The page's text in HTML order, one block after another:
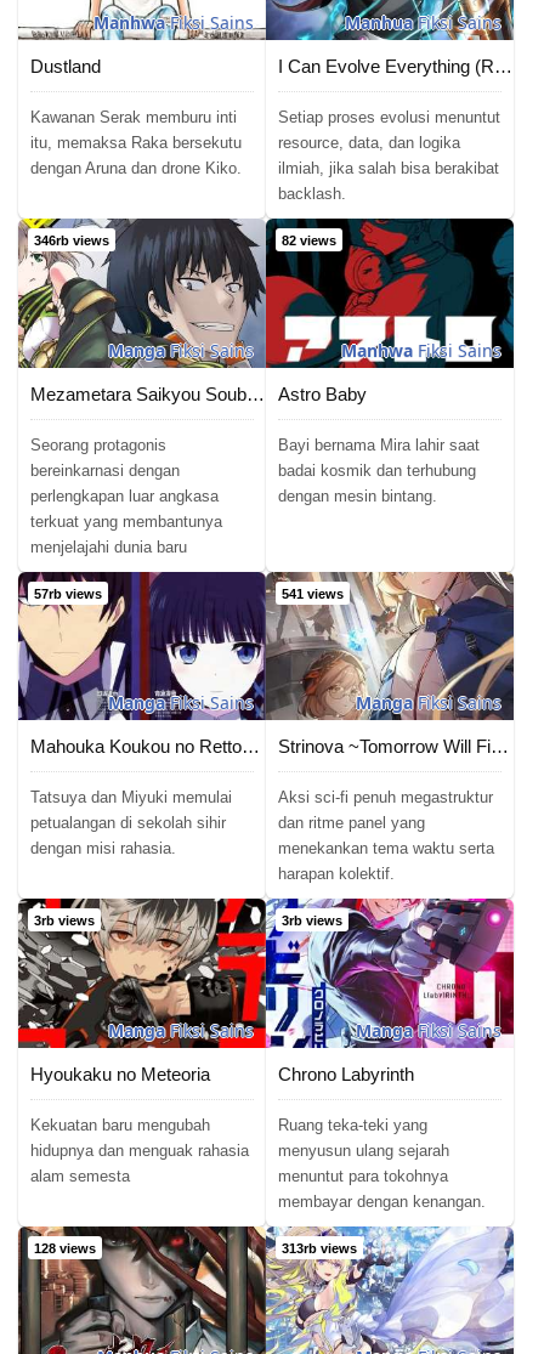
ManhwaFiksi Sains
Dustland
Kawanan Serak memburu inti
itu, memaksa Raka bersekutu
dengan Aruna dan drone Kiko.
ManhuaFiksi Sains
I Can Evolve Everything (Remake)
Setiap proses evolusi menuntut
resource, data, dan logika
ilmiah, jika salah bisa berakibat
backlash.
346rb views
MangaFiksi Sains
Mezametara Saikyou Soubi to Uchuusen Mochi datta no de, Ikkodate Mezashite Youhei to shite Jiyuu ni Ikitai
Seorang protagonis
bereinkarnasi dengan
perlengkapan luar angkasa
terkuat yang membantunya
menjelajahi dunia baru
82 views
Manhwa Fiksi Sains
Astro Baby
Bayi bernama Mira lahir saat
badai kosmik dan terhubung
dengan mesin bintang.
57rb views
MangaFiksi Sains
Mahouka Koukou no Rettousei – Raihousha-hen
Tatsuya dan Miyuki memulai
petualangan di sekolah sihir
dengan misi rahasia.
541 views
MangaFiksi Sains
Strinova ~Tomorrow Will Finally Come~
Aksi sci-fi penuh megastruktur
dan ritme panel yang
menekankan tema waktu serta
harapan kolektif.
3rb views
MangaFiksi Sains
Hyoukaku no Meteoria
Kekuatan baru mengubah
hidupnya dan menguak rahasia
alam semesta
3rb views
MangaFiksi Sains
Chrono Labyrinth
Ruang teka-teki yang
menyusun ulang sejarah
menuntut para tokohnya
membayar dengan kenangan.
128 views 313rb views